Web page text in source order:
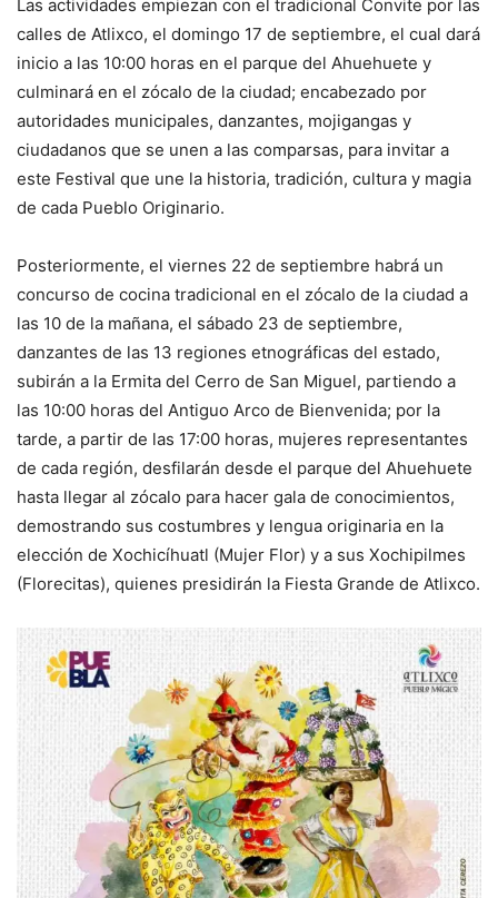
Las actividades empiezan con el tradicional Convite por las
calles de Atlixco, el domingo 17 de septiembre, el cual dará
inicio a las 10:00 horas en el parque del Ahuehuete y
culminará en el zócalo de la ciudad; encabezado por
autoridades municipales, danzantes, mojigangas y
ciudadanos que se unen a las comparsas, para invitar a
este Festival que une la historia, tradición, cultura y magia
de cada Pueblo Originario.
Posteriormente, el viernes 22 de septiembre habrá un
concurso de cocina tradicional en el zócalo de la ciudad a
las 10 de la mañana, el sábado 23 de septiembre,
danzantes de las 13 regiones etnográficas del estado,
subirán a la Ermita del Cerro de San Miguel, partiendo a
las 10:00 horas del Antiguo Arco de Bienvenida; por la
tarde, a partir de las 17:00 horas, mujeres representantes
de cada región, desfilarán desde el parque del Ahuehuete
hasta llegar al zócalo para hacer gala de conocimientos,
demostrando sus costumbres y lengua originaria en la
elección de Xochicíhuatl (Mujer Flor) y a sus Xochipilmes
(Florecitas), quienes presidirán la Fiesta Grande de Atlixco.